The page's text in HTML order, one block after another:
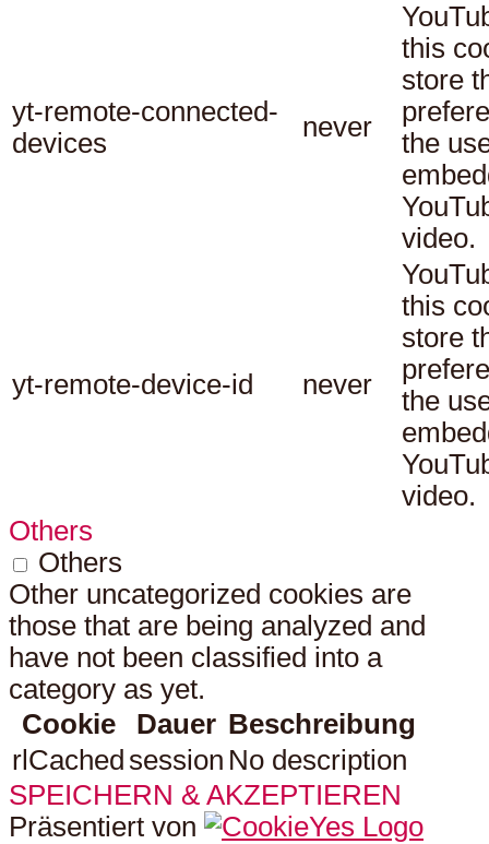
yt-remote-connected-
devices
never
this
store
the
video.
yt-remote-device-id never
this
store
the
video.
Others
Others
Other uncategorized cookies are
those that are being analyzed and
have not been classified into a
category as yet.
Cookie
Dauer Beschreibung
rlCached session No description
SPEICHERN & AKZEPTIEREN
Präsentiert von